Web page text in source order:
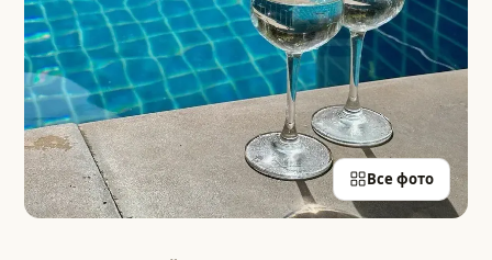
Все фото